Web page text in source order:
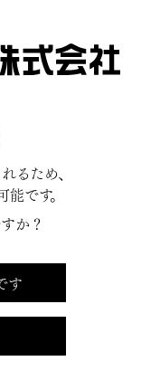
るため、
です。
か？
す